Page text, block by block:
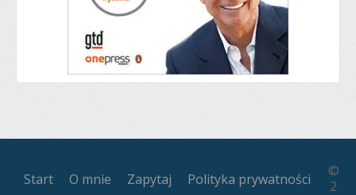
Start O mnie Zapytaj Polityka prywatności
©
2